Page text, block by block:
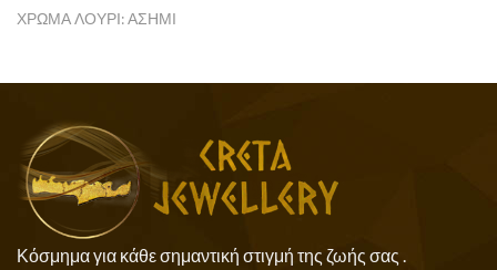
ΧΡΏΜΑ ΛΟΥΡΊ: ΑΣΗΜΊ
Κόσμημα για κάθε σημαντική στιγμή της ζωής σας .